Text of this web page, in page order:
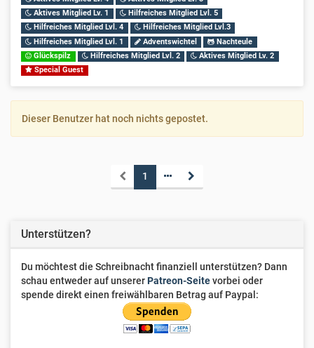
Aktives Mitglied Lv. 1
Hilfreiches Mitglied Lvl. 5
Hilfreiches Mitglied Lvl. 4
Hilfreiches Mitglied Lvl.3
Hilfreiches Mitglied Lvl. 1
Adventswichtel
Nachteule
Glückspilz
Hilfreiches Mitglied Lvl. 2
Aktives Mitglied Lv. 2
Special Guest
Dieser Benutzer hat noch nichts gepostet.
1
Unterstützen?
Du möchtest die Schreibnacht finanziell unterstützen? Dann
schau entweder auf unsererPatreon-Seitevorbei oder
spende direkt einen freiwählbaren Betrag auf Paypal: